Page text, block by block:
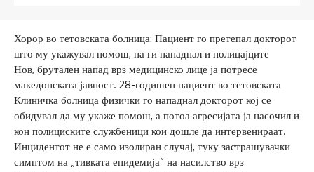
Хорор во тетовската болница: Пациент го претепал докторот
што му укажувал помош, па ги нападнал и полицајците
Нов, брутален напад врз медицинско лице ја потресе
македонската јавност. 28-годишен пациент во тетовската
Клиничка болница физички го нападнал докторот кој се
обидувал да му укаже помош, а потоа агресијата ја насочил и
кон полициските службеници кои дошле да интервенираат.
Инцидентот не е само изолиран случај, туку застрашувачки
симптом на „тивката епидемија“ на насилство врз